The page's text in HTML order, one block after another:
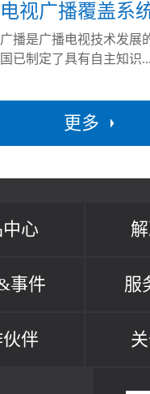
更多
视广播覆盖系
播是广播电视技术发展
已制定了具有自主知识...
心
事件 服
伴